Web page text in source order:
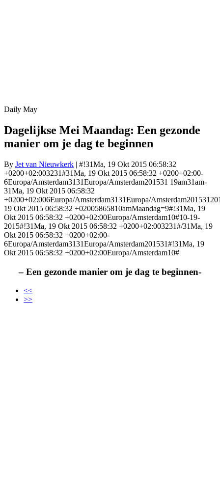
Daily May
Dagelijkse Mei Maandag: Een gezonde
manier om je dag te beginnen
By Jet van Nieuwkerk | #!31Ma, 19 Okt 2015 06:58:32
+0200+02:003231#31Ma, 19 Okt 2015 06:58:32 +0200+02:00-
6Europa/Amsterdam3131Europa/Amsterdam201531 19am31am-
31Ma, 19 Okt 2015 06:58:32
+0200+02:006Europa/Amsterdam3131Europa/
19 Okt 2015 06:58:32 +02005865810amMaandag=9#!31Ma, 19
Okt 2015 06:58:32 +0200+02:00Europa/Amsterdam10#10-19-
2015#!31Ma, 19 Okt 2015 06:58:32 +0200+02:003231#/31Ma, 19
Okt 2015 06:58:32 +0200+02:00-
6Europa/Amsterdam3131Europa/Amsterdam201531#!31Ma, 19
Okt 2015 06:58:32 +0200+02:00Europa/Amsterdam10#
– Een gezonde manier om je dag te beginnen-
<<
>>